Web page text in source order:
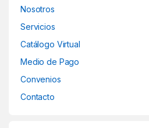
Nosotros
Servicios
Catálogo Virtual
Medio de Pago
Convenios
Contacto